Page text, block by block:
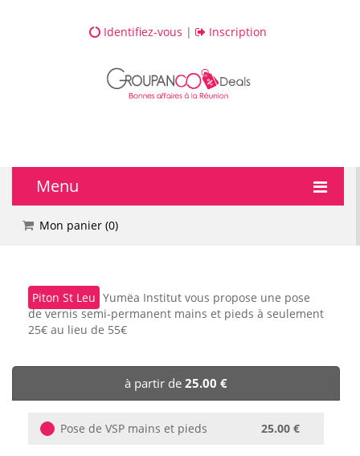
Identifiez-vous | Inscription
Menu
🔥 DEALS
💅 Beauté
🎈 Événements
Mon panier (0)
Piton St Leu Yumëa Institut vous propose une pose
de vernis semi-permanent mains et pieds à seulement
25€ au lieu de 55€
à partir de 25.00 €
Pose de VSP mains et pieds 25.00 €